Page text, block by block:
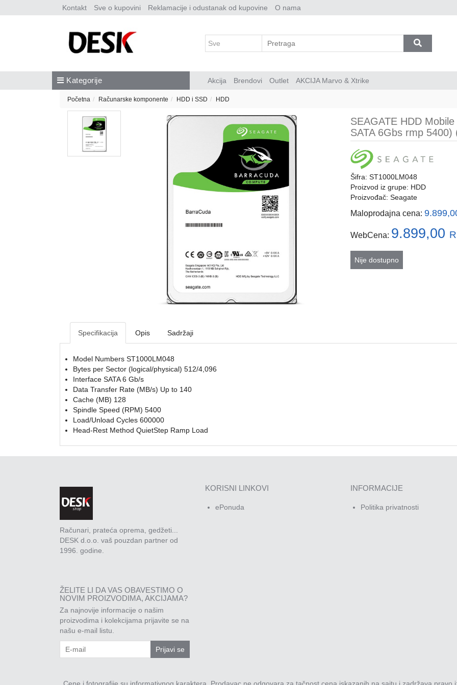
Kontakt Sve o kupovini Reklamacije i odustanak od kupovine O nama
Kategorije Akcija Brendovi Outlet AKCIJA Marvo & Xtrike
Početna Računarske komponente HDD i SSD HDD
SEAGATE HDD
SATA 6Gbs rmp
Šifra: ST1000LM048
Proizvod iz grupe: HDD
Proizvođač: Seagate
Maloprodajna cena:
WebCena: 9.899,00
Nije dostupno
Specifikacija Opis Sadržaji
Model Numbers ST1000LM048
Bytes per Sector (logical/physical) 512/4,096
Interface SATA 6 Gb/s
Data Transfer Rate (MB/s) Up to 140
Cache (MB) 128
Spindle Speed (RPM) 5400
Load/Unload Cycles 600000
Head-Rest Method QuietStep Ramp Load
Računari, prateća oprema, gedžeti...
DESK d.o.o. vaš pouzdan partner od
1996. godine.
KORISNI LINKOVI
ePonuda
INFORMACIJE
Politika privatnosti
ŽELITE LI DA VAS OBAVESTIMO O
NOVIM PROIZVODIMA, AKCIJAMA?
Za najnovije informacije o našim
proizvodima i kolekcijama prijavite se na
našu e-mail listu.
Prijavi se